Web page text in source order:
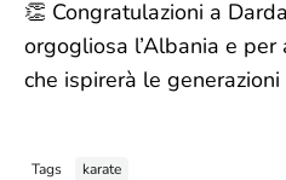
👏 Congratulazioni a
orgogliosa l’Albania e
che ispirerà le generazioni
Tags karate